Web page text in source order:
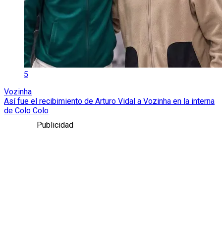
5
Vozinha
Así fue el recibimiento de Arturo Vidal a Vozinha en la interna
de Colo Colo
Publicidad